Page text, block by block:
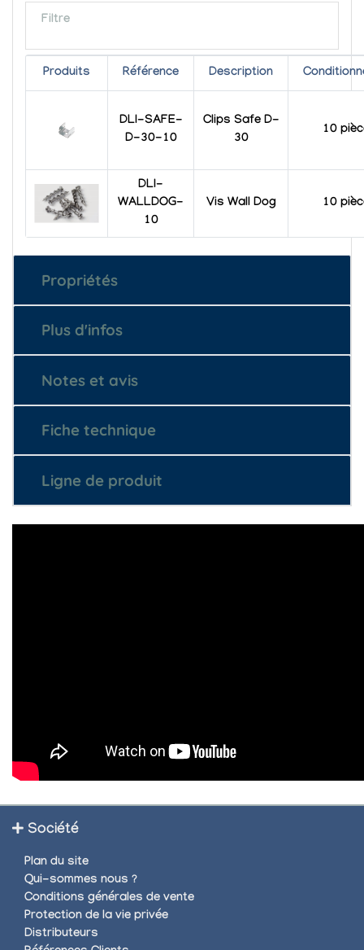
Filtre
Produits Référence Description
DLI-SAFE-
D-30-10
Clips Safe D-
30
10
DLI-
WALLDOG-
10
Vis Wall Dog 10
Propriétés
Plus d'infos
Notes et avis
Fiche technique
Ligne de produit
Société
Plan du site
Qui-sommes nous ?
Conditions générales de vente
Protection de la vie privée
Distributeurs